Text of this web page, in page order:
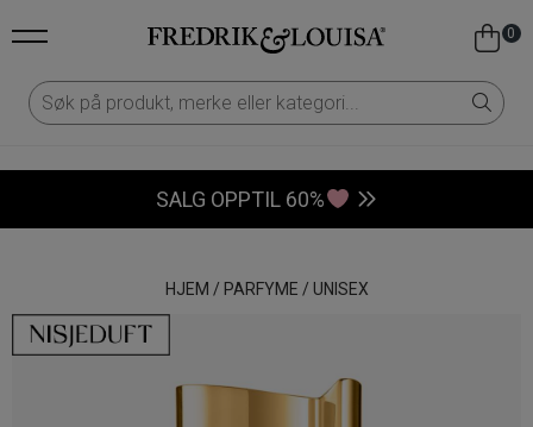
0
SALG OPPTIL 60%
HJEM / PARFYME / UNISEX